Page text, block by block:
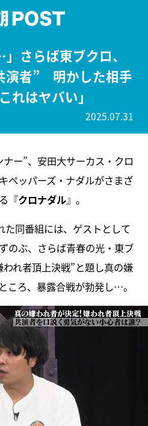
さらば東ブクロ、
演者” 明かした相手
れはヤバい」
2025.07.31
ー”、安田大サーカス・クロ
ペッパーズ・ナダルがさまざ
『クロナダル』。
同番組には、ゲストとして
のぶ、さらば青春の光・東ブ
れ者頂上決戦”と題し真の嫌
ころ、暴露合戦が勃発し…。